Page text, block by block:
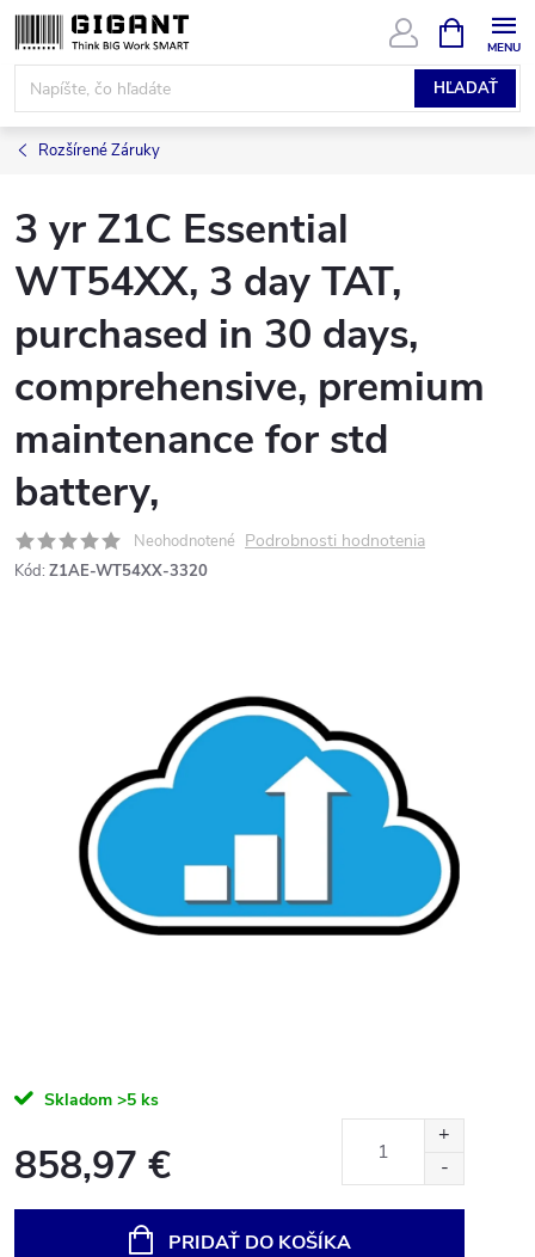
Prejsť
na
obsah
HĽADAŤ
KOŠÍK
Rozšírené Záruky
3 yr Z1C Essential
WT54XX, 3 day TAT,
purchased in 30 days,
comprehensive, premium
maintenance for std
battery,
Neohodnotené Podrobnosti hodnotenia
Kód: Z1AE-WT54XX-3320
Skladom >5 ks
858,97 €
PRIDAŤ DO KOŠÍKA